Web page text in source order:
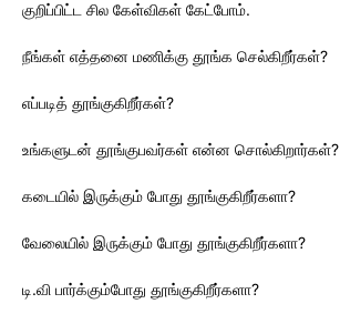
குறிப்பிட்ட சில கேள்விகள் கேட்போம்.
நீங்கள் எத்தனை மணிக்கு தூங்க செல்கிறீர்கள்?
எப்படித் தூங்குகிறீர்கள்?
உங்களுடன் தூங்குபவர்கள் என்ன சொல்கிறார்கள்?
கடையில் இருக்கும் போது தூங்குகிறீர்களா?
வேலையில் இருக்கும் போது தூங்குகிறீர்களா?
டி.வி பார்க்கும்போது தூங்குகிறீர்களா?